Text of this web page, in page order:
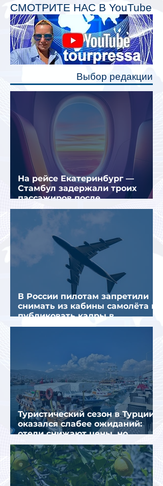
планируется начать в 2027 году.
Одним из главных нововведений
станут индивидуальные шторки у
каждого спального места. Они
позволят пассажирам закрыть свою
полку во время сна или отдыха,
СМОТРИТЕ НАС В YouTube
Выбор редакции
На рейсе Екатеринбург —
Стамбул задержали троих
пассажиров после
предполагаемой серии краж
В России пилотам запретили
снимать из кабины самолёта и
публиковать кадры в
интернете
Туристический сезон в Турции
оказался слабее ожиданий:
отели снижают цены, но
загрузка остается низкой